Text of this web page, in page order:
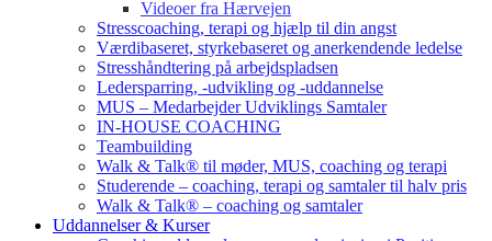
Videoer fra Hærvejen
Stresscoaching, terapi og hjælp til din angst
Værdibaseret, styrkebaseret og anerkendende ledelse
Stresshåndtering på arbejdspladsen
Ledersparring, -udvikling og -uddannelse
MUS – Medarbejder Udviklings Samtaler
IN-HOUSE COACHING
Teambuilding
Walk & Talk® til møder, MUS, coaching og terapi
Studerende – coaching, terapi og samtaler til halv pris
Walk & Talk® – coaching og samtaler
Uddannelser & Kurser